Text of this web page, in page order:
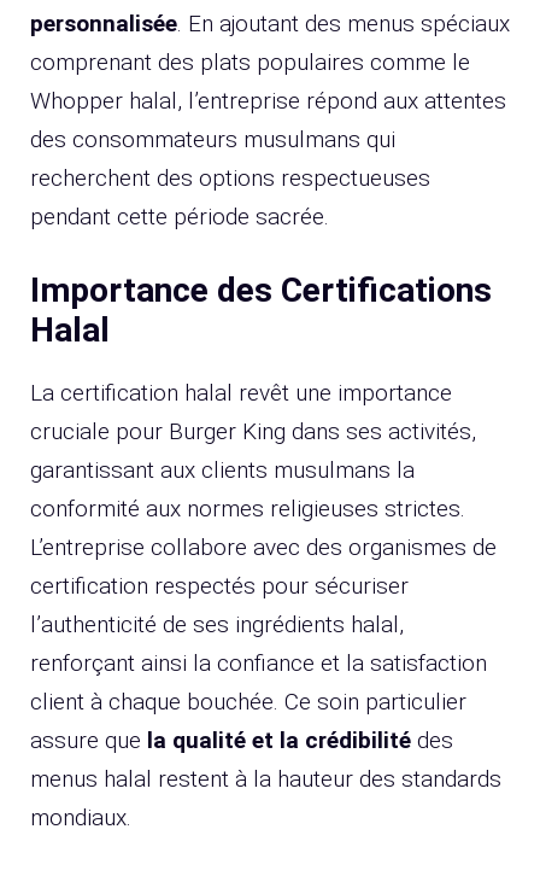
personnalisée. En ajoutant des menus spéciaux
comprenant des plats populaires comme le
Whopper halal, l’entreprise répond aux attentes
des consommateurs musulmans qui
recherchent des options respectueuses
pendant cette période sacrée.
Importance des Certifications
Halal
La certification halal revêt une importance
cruciale pour Burger King dans ses activités,
garantissant aux clients musulmans la
conformité aux normes religieuses strictes.
L’entreprise collabore avec des organismes de
certification respectés pour sécuriser
l’authenticité de ses ingrédients halal,
renforçant ainsi la confiance et la satisfaction
client à chaque bouchée. Ce soin particulier
assure que la qualité et la crédibilité des
menus halal restent à la hauteur des standards
mondiaux.